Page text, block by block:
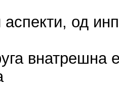
од
внатрешна